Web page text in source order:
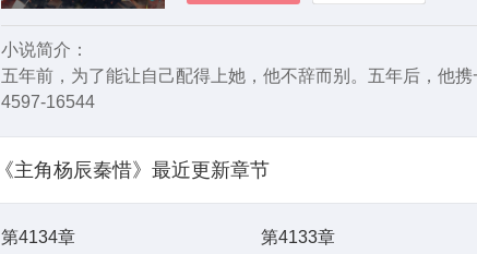
小说简介：
五年前，为了能让自己配得上她，他不辞而别。五年后，他
4597-16544
《主角杨辰秦惜》 最近更新章节
第4134章 第4133章